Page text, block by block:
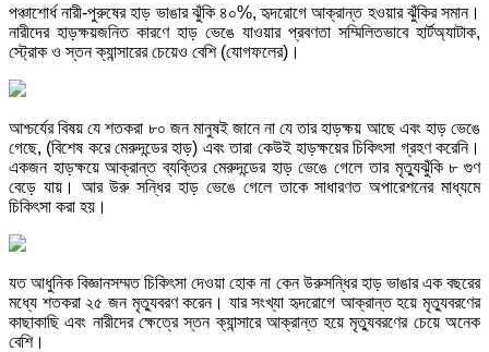
পঞ্চাশোর্ধ নারী-পুরুষের হাড় ভাঙার ঝুঁকি ৪০%, হৃদরোগে আক্রান্ত হওয়ার ঝুঁকির সমান।
নারীদের হাড়ক্ষয়জনিত কারণে হাড় ভেঙে যাওয়ার প্রবণতা সম্মিলিতভাবে হার্টঅ্যাটাক,
স্ট্রোক ও স্তন ক্যান্সারের চেয়েও বেশি (যোগফলের)।
আশ্চর্যের বিষয় যে শতকরা ৮০ জন মানুষই জানে না যে তার হাড়ক্ষয় আছে এবং হাড় ভেঙে
গেছে, (বিশেষ করে মেরুদন্ডের হাড়) এবং তারা কেউই হাড়ক্ষয়ের চিকিৎসা গ্রহণ করেনি।
একজন হাড়ক্ষয়ে আক্রান্ত ব্যক্তির মেরুদন্ডের হাড় ভেঙে গেলে তার মৃত্যুঝুঁকি ৮ গুণ
বেড়ে যায়। আর উরু সন্ধির হাড় ভেঙে গেলে তাকে সাধারণত অপারেশনের মাধ্যমে
চিকিৎসা করা হয়।
যত আধুনিক বিজ্ঞানসম্মত চিকিৎসা দেওয়া হোক না কেন উরুসন্ধির হাড় ভাঙার এক বছরের
মধ্যে শতকরা ২৫ জন মৃত্যুবরণ করেন। যার সংখ্যা হৃদরোগে আক্রান্ত হয়ে মৃত্যুবরণের
কাছাকাছি এবং নারীদের ক্ষেত্রে স্তন ক্যান্সারে আক্রান্ত হয়ে মৃত্যুবরণের চেয়ে অনেক
বেশি।